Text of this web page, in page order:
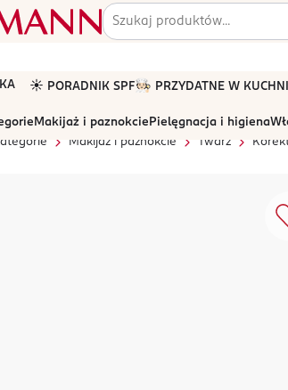
☀️ PORADNIK SPF🧑🏻‍🍳 PRZYDATNE W KUCHNI
Makijaż i paznokcie Pielęgnacja i higiena
Makijaż i paznokcie Twarz